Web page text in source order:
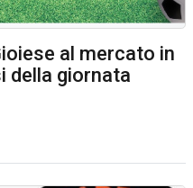
al mercato in
della giornata